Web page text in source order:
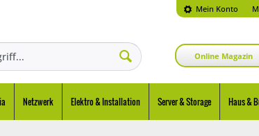
Mein Konto
Online Magazin
Netzwerk Elektro & Installation Server & Storage Haus &